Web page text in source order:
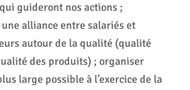
guideront nos actions ;
alliance entre salariés et
autour de la qualité (qualité
des produits) ; organiser
large possible à l’exercice de la